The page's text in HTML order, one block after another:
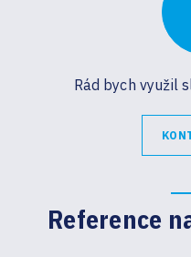
Rád bych využil
Reference